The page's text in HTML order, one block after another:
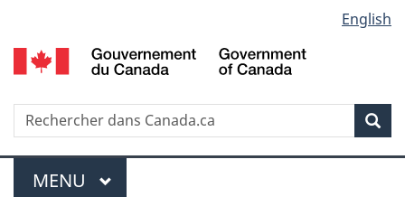
au
contenu
propos
de
la
HTML
simplifiée
selection
English
Recherche
Menu
MENU PRINCIPAL